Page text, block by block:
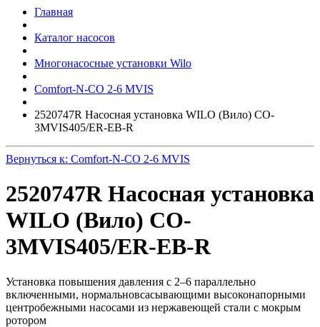
Главная
Каталог насосов
Многонасосные установки Wilo
Comfort-N-CO 2-6 MVIS
2520747R Насосная установка WILO (Вило) CO-
3MVIS405/ER-EB-R
Вернуться к: Comfort-N-CO 2-6 MVIS
2520747R Насосная установка
WILO (Вило) CO-
3MVIS405/ER-EB-R
Установка повышения давления с 2–6 параллельно
включенными, нормальновсасывающими высоконапорными
центробежными насосами из нержавеющей стали с мокрым
ротором